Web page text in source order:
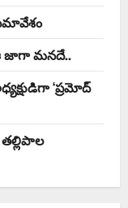
సమావేశం
ఈ జాగా మనదే..
‘ప్రమోద్
తల్లిపాల